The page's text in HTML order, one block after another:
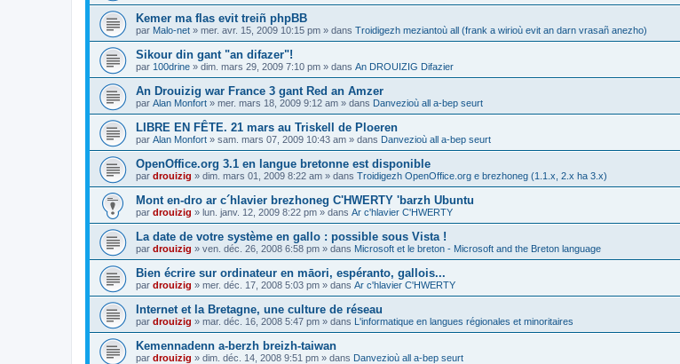
Kemer ma flas evit treiñ phpBB
par Malo-net » mer. avr. 15, 2009 10:15 pm » dans Troidigezh meziantoù all (frank a wirioù evit an darn vrasañ anezho)
Sikour din gant "an difazer"!
par 100drine » dim. mars 29, 2009 7:10 pm » dans An DROUIZIG Difazier
An Drouizig war France 3 gant Red an Amzer
par Alan Monfort » mer. mars 18, 2009 9:12 am » dans Danvezioù all a-bep seurt
LIBRE EN FÊTE. 21 mars au Triskell de Ploeren
par Alan Monfort » sam. mars 07, 2009 10:43 am » dans Danvezioù all a-bep seurt
OpenOffice.org 3.1 en langue bretonne est disponible
par drouizig » dim. mars 01, 2009 8:22 am » dans Troidigezh OpenOffice.org e brezhoneg (1.1.x, 2.x ha 3.x)
Mont en-dro ar c´hlavier brezhoneg C'HWERTY 'barzh Ubuntu
par drouizig » lun. janv. 12, 2009 8:22 pm » dans Ar c'hlavier C'HWERTY
La date de votre système en gallo : possible sous Vista !
par drouizig » ven. déc. 26, 2008 6:58 pm » dans Microsoft et le breton - Microsoft and the Breton language
Bien écrire sur ordinateur en māori, espéranto, gallois...
par drouizig » mer. déc. 17, 2008 5:03 pm » dans Ar c'hlavier C'HWERTY
Internet et la Bretagne, une culture de réseau
par drouizig » mar. déc. 16, 2008 5:47 pm » dans L'informatique en langues régionales et minoritaires
Kemennadenn a-berzh breizh-taiwan
par drouizig » dim. déc. 14, 2008 9:51 pm » dans Danvezioù all a-bep seurt